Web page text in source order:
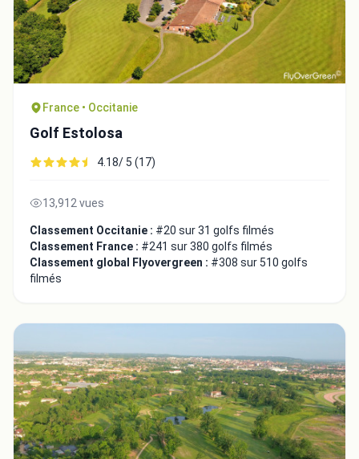
France • Occitanie
Golf Estolosa
4.18/ 5 (17)
13,912 vues
Classement Occitanie : #20 sur 31 golfs filmés
Classement France : #241 sur 380 golfs filmés
Classement global Flyovergreen : #308 sur 510 golfs
filmés
Intégrer la video
Choix de la vidéo:
Copier dans le presse-papiers